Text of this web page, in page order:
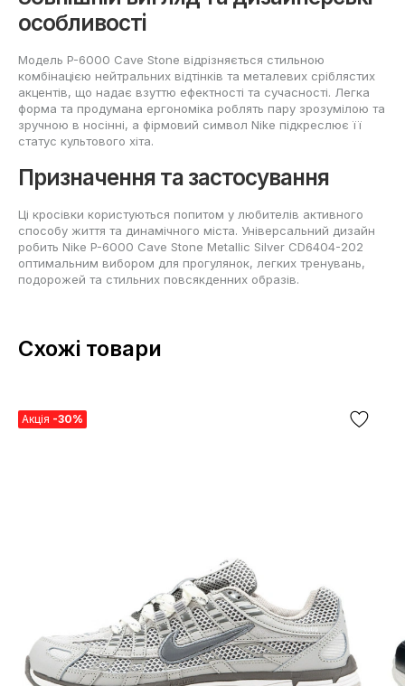
особливості
Модель P-6000 Cave Stone відрізняється стильною
комбінацією нейтральних відтінків та металевих сріблястих
акцентів, що надає взуттю ефектності та сучасності. Легка
форма та продумана ергономіка роблять пару зрозумілою та
зручною в носінні, а фірмовий символ Nike підкреслює її
статус культового хіта.
Призначення та застосування
Ці кросівки користуються попитом у любителів активного
способу життя та динамічного міста. Універсальний дизайн
робить Nike P-6000 Cave Stone Metallic Silver CD6404-202
оптимальним вибором для прогулянок, легких тренувань,
подорожей та стильних повсякденних образів.
Схожі товари
Акція -30%